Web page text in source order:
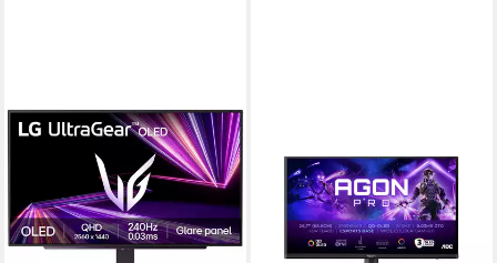
LG
27GX704A UltraGear™
Gaming-Monitor
67 cm/ 27 Zoll Diagonale
2560 x 1440 px, WQHD Auflösung
0,03 ms Reaktionszeit
AG276QZD2 Gaming-Monitor
68,6 cm/ 27 Zoll Diagonale
2560 x 1440 px, QHD Auflösung
0,3 ms Reaktionszeit
Produktdatenblatt